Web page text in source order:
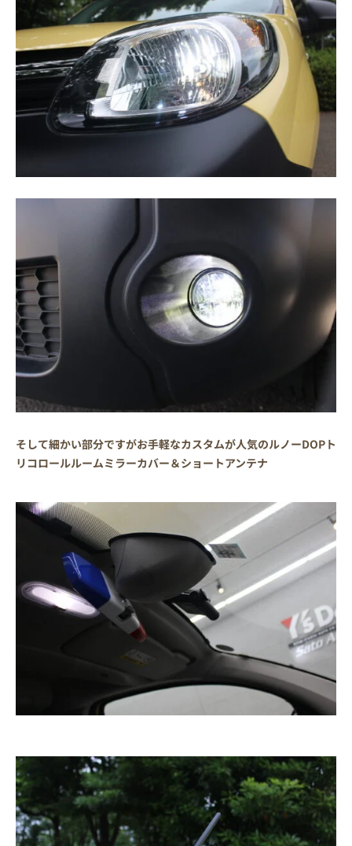
そして細かい部分ですがお手軽なカスタムが人気のルノーDOPト
リコロールルームミラーカバー＆ショートアンテナ